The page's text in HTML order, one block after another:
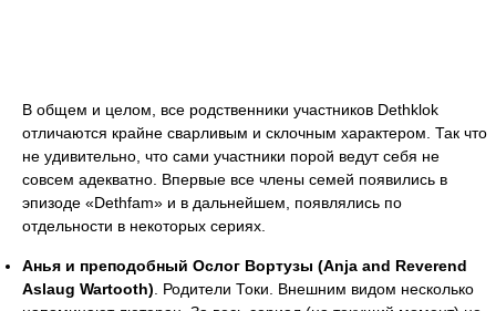
В общем и целом, все родственники участников Dethklok
отличаются крайне сварливым и склочным характером. Так что
не удивительно, что сами участники порой ведут себя не
совсем адекватно. Впервые все члены семей появились в
эпизоде «Dethfam» и в дальнейшем, появлялись по
отдельности в некоторых сериях.
Анья и преподобный Ослог Вортузы (Anja and Reverend
Aslaug Wartooth) . Родители Токи. Внешним видом несколько